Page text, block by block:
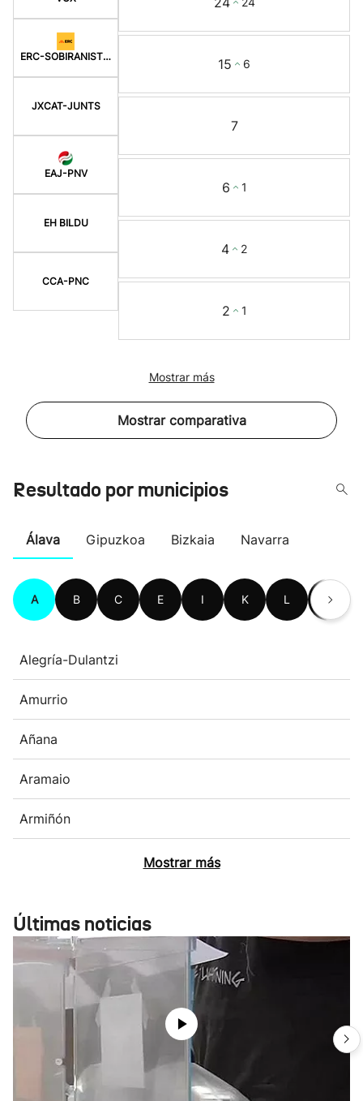
ERC-SOBIRANISTES
JXCAT-JUNTS
EAJ-PNV
EH BILDU
CCA-PNC
15 6
7
6 1
4 2
2 1
Mostrar más
Mostrar comparativa
Resultado por municipios
Álava Gipuzkoa Bizkaia Navarra
A B C E I K L M
Alegría-Dulantzi
Amurrio
Añana
Aramaio
Armiñón
Mostrar más
Últimas noticias